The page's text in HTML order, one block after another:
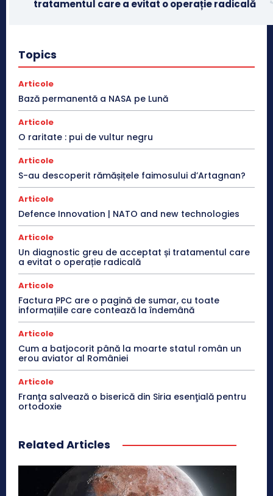
tratamentul care a evitat o operație radicală
Topics
Articole
Bază permanentă a NASA pe Lună
Articole
O raritate : pui de vultur negru
Articole
S-au descoperit rămășițele faimosului d’Artagnan?
Articole
Defence Innovation | NATO and new technologies
Articole
Un diagnostic greu de acceptat și tratamentul care
a evitat o operație radicală
Articole
Factura PPC are o pagină de sumar, cu toate
informațiile care contează la îndemână
Articole
Cum a batjocorit până la moarte statul român un
erou aviator al României
Articole
Franţa salvează o biserică din Siria esenţială pentru
ortodoxie
Related Articles